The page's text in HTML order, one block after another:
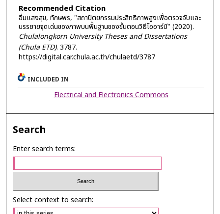
Recommended Citation
อิ่มแสงสุข, ทักษพร, "สถาปัตยกรรมประสิทธิภาพสูงเพื่อตรวจจับและ
บรรยายจุดเด่นของภาพบนพื้นฐานของขั้นตอนวิธีโออาร์บี" (2020).
Chulalongkorn University Theses and Dissertations
(Chula ETD). 3787.
https://digital.car.chula.ac.th/chulaetd/3787
INCLUDED IN
Electrical and Electronics Commons
Search
Enter search terms:
Select context to search: